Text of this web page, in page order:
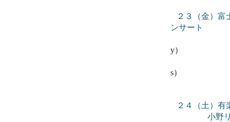
２３（金）
ンサート
y）
s）
２４（土）
小野リサ